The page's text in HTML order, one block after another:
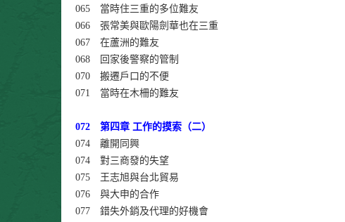
065 當時住三重的多位難友
066 張常美與歐陽劍華也在三重
067 在蘆洲的難友
068 回家後警察的管制
070 搬遷戶口的不便
071 當時在木柵的難友
072 第四章 工作的摸索（二）
074 離開同興
074 對三商發的失望
075 王志旭與台北貿易
076 與大申的合作
077 錯失外銷及代理的好機會